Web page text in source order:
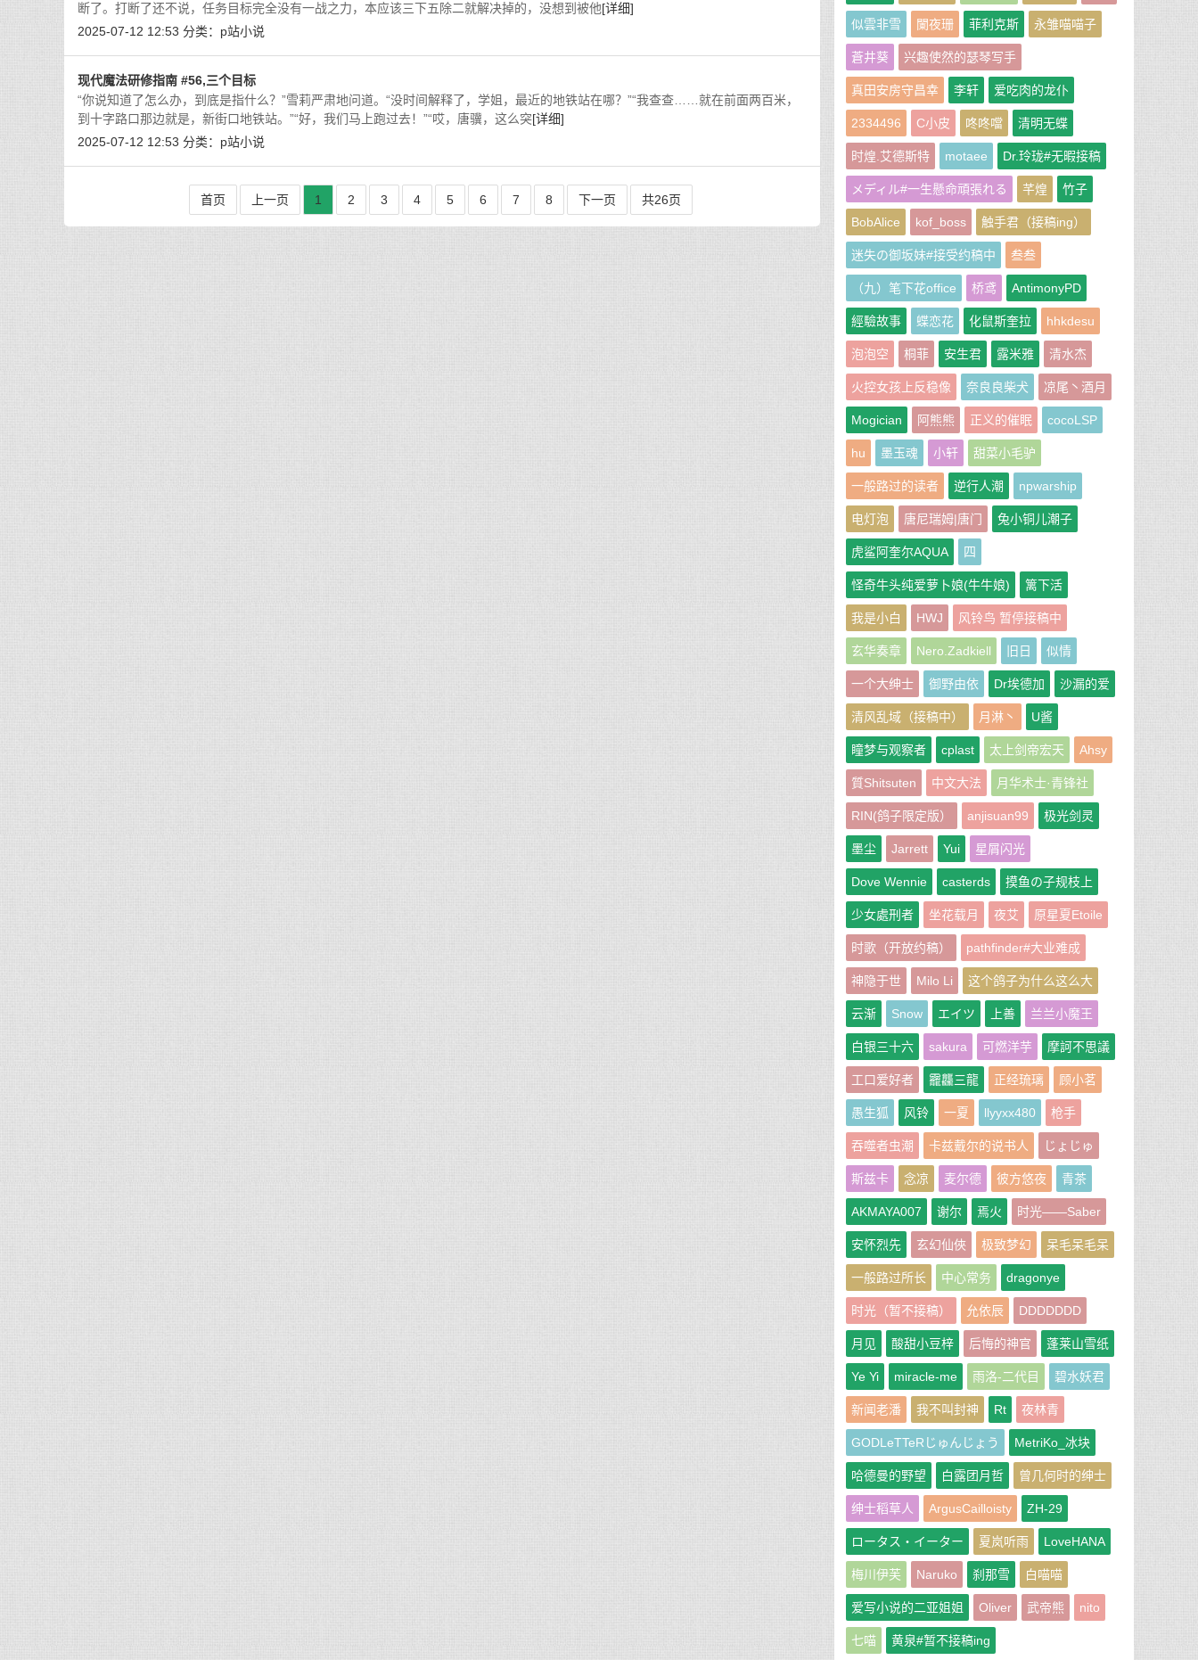
断了。打断了还不说，任务目标完全没有一战之力，本应该三下五除二就解决掉的，没想到被他[详细]
2025-07-12 12:53 分类： p站小说
现代魔法研修指南 #56,三个目标
“你说知道了怎么办，到底是指什么？”雪莉严肃地问道。“没时间解释了，学姐，最近的地铁站在哪？”“我查查……就在前面两百米，
到十字路口那边就是，新街口地铁站。”“好，我们马上跑过去！”“哎，唐骥，这么突[详细]
2025-07-12 12:53 分类： p站小说
首页 上一页 1 2 3 4 5 6 7 8 下一页 共26页
似雲非雪 闌夜珊 菲利克斯 永雏喵喵子
蒼井葵 兴趣使然的瑟琴写手
真田安房守昌幸 李轩 爱吃肉的龙仆
2334496 C小皮 咚咚噹 清明无蝶
时煌.艾德斯特 motaee Dr.玲珑#无暇接稿
メディル#一生懸命頑張れる 芊煌 竹子
BobAlice kof_boss 触手君（接稿ing）
迷失の御坂妹#接受约稿中 叁叁
（九）笔下花office 桥鸢 AntimonyPD
經驗故事 蝶恋花 化鼠斯奎拉 hhkdesu
泡泡空 桐菲 安生君 露米雅 清水杰
火控女孩上反稳像 奈良良柴犬 凉尾丶酒月
Mogician 阿熊熊 正义的催眠 cocoLSP
hu 墨玉魂 小轩 甜菜小毛驴
一般路过的读者 逆行人潮 npwarship
电灯泡 唐尼瑞姆|唐门 兔小铜儿潮子
虎鲨阿奎尔AQUA 四
怪奇牛头纯爱萝卜娘(牛牛娘) 篱下活
我是小白 HWJ 风铃鸟 暂停接稿中
玄华奏章 Nero.Zadkiell 旧日 似情
一个大绅士 御野由依 Dr埃德加 沙漏的爱
清风乱域（接稿中） 月淋丶 U酱
瞳梦与观察者 cplast 太上剑帝宏天 Ahsy
質Shitsuten 中文大法 月华术士·青锋社
RIN(鸽子限定版） anjisuan99 极光剑灵
墨尘 Jarrett Yui 星屑闪光
Dove Wennie casterds 摸鱼の子规枝上
少女處刑者 坐花载月 夜艾 原星夏Etoile
时歌（开放约稿） pathfinder#大业难成
神隐于世 Milo Li 这个鸽子为什么这么大
云渐 Snow エイツ 上善 兰兰小魔王
白银三十六 sakura 可燃洋芋 摩訶不思議
工口爱好者 龗龘三龍 正经琉璃 顾小茗
愚生狐 风铃 一夏 llyyxx480 枪手
吞噬者虫潮 卡兹戴尔的说书人 じょじゅ
斯兹卡 念凉 麦尔德 彼方悠夜 青茶
AKMAYA007 谢尔 焉火 时光——Saber
安怀烈先 玄幻仙俠 极致梦幻 呆毛呆毛呆
一般路过所长 中心常务 dragonye
时光（暂不接稿） 允依辰 DDDDDDD
月见 酸甜小豆梓 后悔的神官 蓬莱山雪纸
Ye Yi miracle-me 雨洛-二代目 碧水妖君
新闻老潘 我不叫封神 Rt 夜林青
GODLeTTeRじゅんじょう MetriKo_冰块
哈德曼的野望 白露团月哲 曾几何时的绅士
绅士稻草人 ArgusCailloisty ZH-29
ロータス・イーター 夏岚听雨 LoveHANA
梅川伊芙 Naruko 刹那雪 白喵喵
爱写小说的二亚姐姐 Oliver 武帝熊 nito
七喵 黄泉#暂不接稿ing